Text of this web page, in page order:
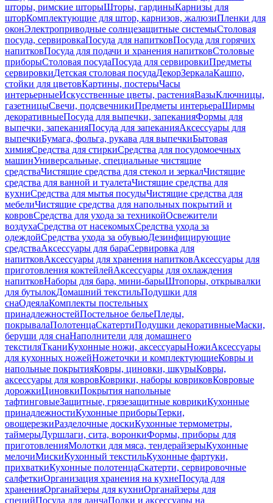
шторы, римские шторыШторы, гардиныКарнизы для
шторКомплектующие для штор, карнизов, жалюзиПленки для
оконЭлектроприводные солнцезащитные системыСтоловая
посуда, сервировкаПосуда для напитковПосуда для горячих
напитковПосуда для подачи и хранения напитковСтоловые
приборыСтоловая посудаПосуда для сервировкиПредметы
сервировкиДетская столовая посудаДекорЗеркалаКашпо,
стойки для цветовКартины, постерыЧасы
интерьерныеИскусственные цветы, растенияВазыКлючницы,
газетницыСвечи, подсвечникиПредметы интерьераШирмы
декоративныеПосуда для выпечки, запеканияФормы для
выпечки, запеканияПосуда для запеканияАксессуары для
выпечкиБумага, фольга, рукава для выпечкиБытовая
химияСредства для стиркиСредства для посудомоечных
машинУниверсальные, специальные чистящие
средстваЧистящие средства для стекол и зеркалЧистящие
средства для ванной и туалетаЧистящие средства для
кухниСредства для мытья посудыЧистящие средства для
мебелиЧистящие средства для напольных покрытий и
ковровСредства для ухода за техникойОсвежители
воздухаСредства от насекомыхСредства ухода за
одеждойСредства ухода за обувьюДезинфицирующие
средстваАксессуары для бараСервировка для
напитковАксессуары для хранения напитковАксессуары для
приготовления коктейлейАксессуары для охлаждения
напитковНаборы для бара, мини-барыШтопоры, открывалки
для бутылокДомашний текстильПодушки для
снаОдеялаКомплекты постельных
принадлежностейПостельное бельеПледы,
покрывалаПолотенцаСкатертиПодушки декоративныеМаски,
беруши для снаНаполнители для домашнего
текстиляТканиКухонные ножи, аксессуарыНожиАксессуары
для кухонных ножейНожеточки и комплектующиеКовры и
напольные покрытияКовры, циновки, шкурыКовры,
аксессуары для ковровКоврики, наборы ковриковКовровые
дорожкиЦиновкиПокрытия напольные
тафтинговыеЗащитные, грязезащитные коврикиКухонные
принадлежностиКухонные приборыТерки,
овощерезкиРазделочные доскиКухонные термометры,
таймерыДуршлаги, сита, воронкиФормы, приборы для
приготовленияМолотки для мяса, тендерайзерыКухонные
мелочиМискиКухонный текстильКухонные фартуки,
прихваткиКухонные полотенцаСкатерти, сервировочные
салфеткиОрганизация хранения на кухнеПосуда для
храненияОрганайзеры для кухниОрганайзеры для
специйПосуда для ланчаПолки и аксессуары на